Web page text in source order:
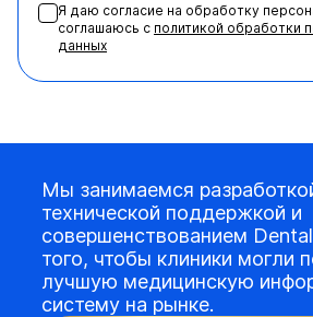
Я даю согласие на обработку
соглашаюсь с политикой обработки
данных
Мы занимаемся
технической поддержкой и
совершенствованием
того, чтобы клиники могли
лучшую медицинскую
систему на рынке.